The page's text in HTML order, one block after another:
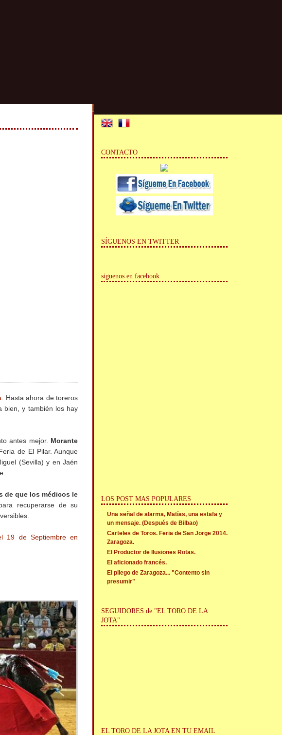
. Hasta ahora de toreros
bien, y también los hay
antes mejor. Morante
de El Pilar. Aunque
(Sevilla) y en Jaén
de que los médicos le
recuperarse de su
19 de Septiembre en
CONTACTO
SÍGUENOS EN TWITTER
siguenos en facebook
LOS POST MAS POPULARES
Una señal de alarma, Matías, una estafa y
un mensaje. (Después de Bilbao)
Carteles de Toros. Feria de San Jorge 2014.
Zaragoza.
El Productor de Ilusiones Rotas.
El aficionado francés.
El pliego de Zaragoza... "Contento sin
presumir"
SEGUIDORES de "EL TORO DE LA
JOTA"
EL TORO DE LA JOTA EN TU EMAIL